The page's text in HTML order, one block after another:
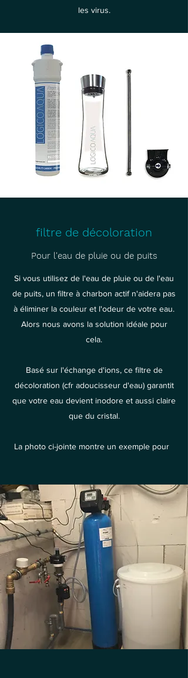
les virus.
filtre de décoloration
Pour l'eau de pluie ou de puits
Si vous utilisez de l'eau de pluie ou de l'eau
de puits, un filtre à charbon actif n'aidera pas
à éliminer la couleur et l'odeur de votre eau.
Alors nous avons la solution idéale pour
cela.
Basé sur l'échange d'ions, ce filtre de
décoloration (cfr adoucisseur d'eau) garantit
que votre eau devient inodore et aussi claire
que du cristal.
La photo ci-jointe montre un exemple pour